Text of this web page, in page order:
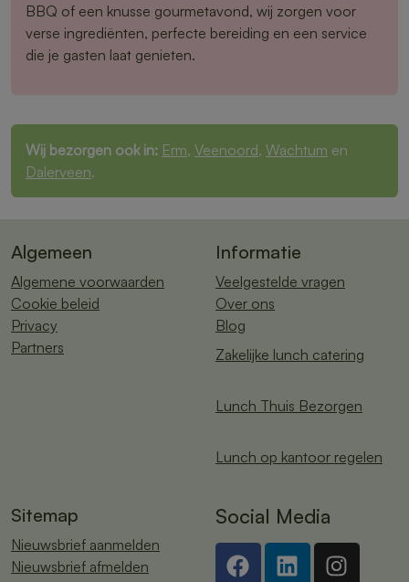
BBQ of een knusse gourmetavond, wij zorgen voor
verse ingrediënten, perfecte bereiding en een service
die je gasten laat genieten.
Wij bezorgen ook in: Erm, Veenoord, Wachtum en
Dalerveen.
Algemeen
Algemene voorwaarden
Cookie beleid
Privacy
Partners
Informatie
Veelgestelde vragen
Over ons
Blog
Zakelijke lunch catering
Lunch Thuis Bezorgen
Lunch op kantoor regelen
Sitemap
Nieuwsbrief aanmelden
Nieuwsbrief afmelden
Social Media